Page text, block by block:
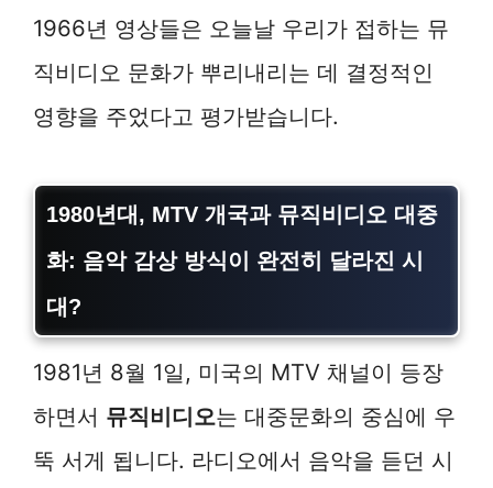
1966년 영상들은 오늘날 우리가 접하는 뮤
직비디오 문화가 뿌리내리는 데 결정적인
영향을 주었다고 평가받습니다.
1980년대, MTV 개국과 뮤직비디오 대중
화: 음악 감상 방식이 완전히 달라진 시
대?
1981년 8월 1일, 미국의 MTV 채널이 등장
하면서 뮤직비디오는 대중문화의 중심에 우
뚝 서게 됩니다. 라디오에서 음악을 듣던 시